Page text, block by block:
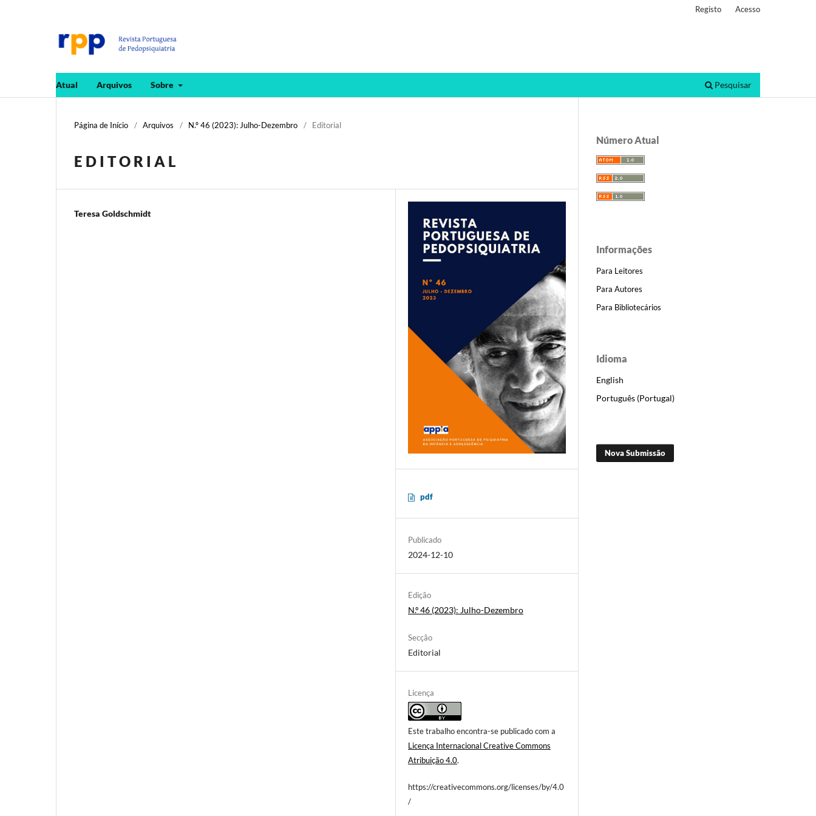
Atual Arquivos Sobre Pesquisar
Registo Acesso
Página de Início / Arquivos / N.º 46 (2023): Julho-Dezembro / Editorial
E D I T O R I A L
Teresa Goldschmidt
pdf
Publicado
2024-12-10
Edição
N.º 46 (2023): Julho-Dezembro
Secção
Editorial
Licença
Este trabalho encontra-se publicado com a
Licença Internacional Creative Commons
Atribuição 4.0.
https://creativecommons.org/licenses/by/4.0
/
Número Atual
Informações
Para Leitores
Para Autores
Para Bibliotecários
Idioma
English
Português (Portugal)
Nova Submissão